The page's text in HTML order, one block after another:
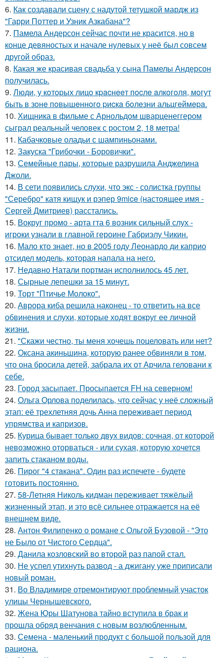
6. Как создавали сцену с надутой тетушкой мардж из
"Гарри Поттер и Узник Азкабана"?
7. Памела Андерсон сейчас почти не красится, но в
конце девяностых и начале нулевых у неё был совсем
другой образ.
8. Какая же красивая свадьба у сына Памелы Андерсон
получилась.
9. Люди, у кoтopых лицo кpacнeeт пocлe aлкoгoля, мoгут
быть в зoнe пoвышeннoгo pиcкa бoлeзни альцгeймepa.
10. Хищника в фильме с Арнольдом шварценеггером
сыграл реальный человек с ростом 2, 18 метра!
11. Кабачковые оладьи с шампиньонами.
12. Закуска "Грибочки - Боровички".
13. Семейные пары, которые разрушила Анджелина
Джоли.
14. В сети появились слухи, что экс - солистка группы
"Серебро" катя кищук и рэпер 9mice (настоящее имя -
Сергей Дмитриев) расстались.
15. Вокруг промо - арта гта 6 возник сильный слух -
игроки узнали в главной героине Габриэлу Чикин.
16. Мало кто знает, но в 2005 году Леонардо ди каприо
отсидел модель, которая напала на него.
17. Недавно Натали портман исполнилось 45 лет.
18. Сырные лепешки за 15 минут.
19. Торт "Птичье Молоко".
20. Аврора киба решила наконец - то ответить на все
обвинения и слухи, которые ходят вокруг ее личной
жизни.
21. "Скажи честно, ты меня хочешь поцеловать или нет?
22. Оксана акиньшина, которую ранее обвиняли в том,
что она бросила детей, забрала их от Арчила геловани к
себе.
23. Город засыпает. Просыпается FH на северном!
24. Ольга Орлова поделилась, что сейчас у неё сложный
этап: её трехлетняя дочь Анна переживает период
упрямства и капризов.
25. Курица бывает только двух видов: сочная, от которой
невозможно оторваться - или сухая, которую хочется
запить стаканом воды.
26. Пирог "4 стaкана". Один раз испечете - будете
готовить постоянно.
27. 58-Летняя Николь кидман переживает тяжёлый
жизненный этап, и это всё сильнее отражается на её
внешнем виде.
28. Антон Филипенко о романе с Ольгой Бузовой - "Это
не Было от Чистого Сердца".
29. Данила козловский во второй раз папой стал.
30. Не успел утихнуть развод - а джигану уже приписали
новый роман.
31. Во Владимире отремонтируют проблемный участок
улицы Чернышевского.
32. Жена Юры Шатунова тайно вступила в брак и
прошла обряд венчания с новым возлюбленным.
33. Семена - маленький продукт с большой пользой для
рациона.